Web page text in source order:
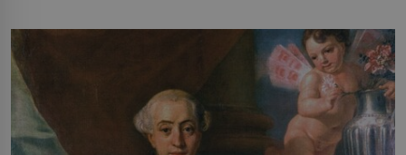
práce a hlavně klid. Hned po studiích jsem odešla z rodného